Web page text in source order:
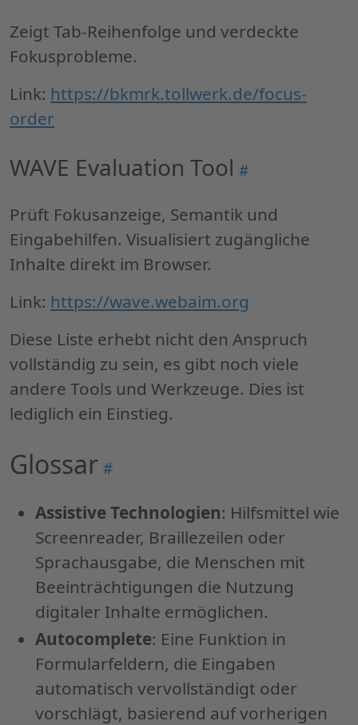
Bookmarklet:
Fokus-
Zeigt Tab-Reihenfolge und verdeckte
Fokusprobleme.
Link: https://bkmrk.tollwerk.de/focus-
order
WAVE Evaluation Tool Permalink
Evaluation
Tool"
#
Prüft Fokusanzeige, Semantik und
Eingabehilfen. Visualisiert zugängliche
Inhalte direkt im Browser.
Link: https://wave.webaim.org
Diese Liste erhebt nicht den Anspruch
vollständig zu sein, es gibt noch viele
andere Tools und Werkzeuge. Dies ist
lediglich ein Einstieg.
Glossar Permalink
#
Assistive Technologien: Hilfsmittel wie
Screenreader, Braillezeilen oder
Sprachausgabe, die Menschen mit
Beeinträchtigungen die Nutzung
digitaler Inhalte ermöglichen.
Autocomplete: Eine Funktion in
Formularfeldern, die Eingaben
automatisch vervollständigt oder
vorschlägt, basierend auf vorherigen